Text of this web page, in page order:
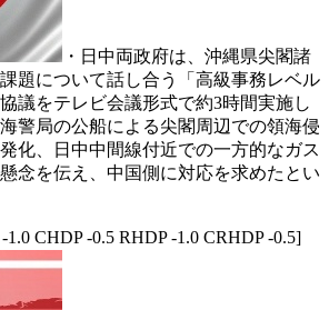
・日中両政府は、沖縄県尖閣諸
題について話し合う「高級事務レベル
議をテレビ会議形式で約3時間実施し
警局の公船による尖閣周辺での領海侵
化、日中中間線付近での一方的なガス
念を伝え、中国側に対応を求めたとい
CHDP -0.5 RHDP -1.0 CRHDP -0.5]